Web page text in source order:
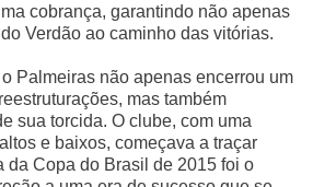
cobrança, garantindo não apenas
Verdão ao caminho das vitórias.
Palmeiras não apenas encerrou um
mas também
sua torcida. O clube, com uma
e baixos, começava a traçar
da Copa do Brasil de 2015 foi o